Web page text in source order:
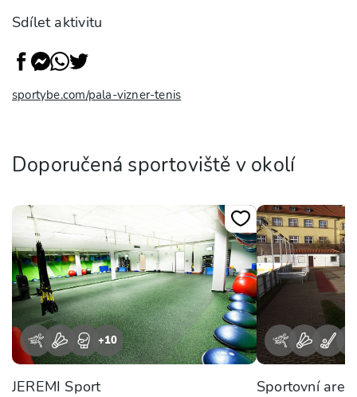
Sdílet aktivitu
sportybe.com/pala-vizner-tenis
Doporučená sportoviště v okolí
+10
JEREMI Sport Sportovní